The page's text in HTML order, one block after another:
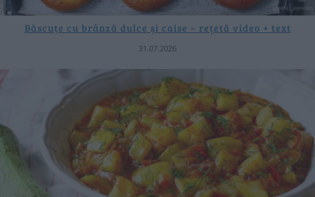
Băscuțe cu brânză dulce și caise – rețetă video + text
31.07.2026